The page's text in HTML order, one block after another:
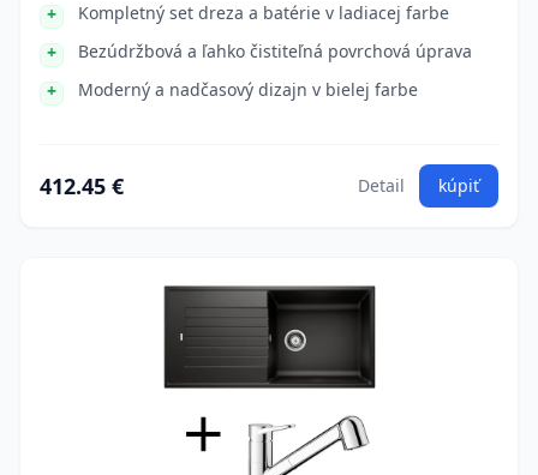
Kompletný set dreza a batérie v ladiacej farbe
Bezúdržbová a ľahko čistiteľná povrchová úprava
Moderný a nadčasový dizajn v bielej farbe
412.45 € Detail kúpiť